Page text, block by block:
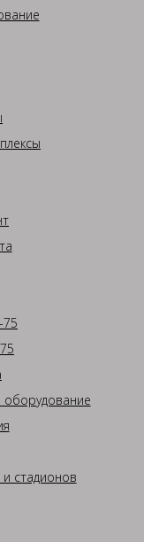
оборудование
стадионов